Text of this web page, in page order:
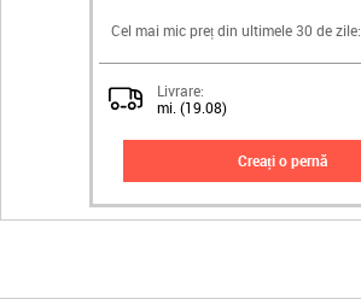
Cel mai mic preț din ultimele 30 de zile:
Livrare:
mi. (19.08)
creați o pernă